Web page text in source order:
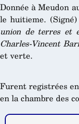
Donnée à Meudon
le huitieme. (Signé)
union de terres et
Charles-Vincent
et verte.
Furent registrées
en la chambre des